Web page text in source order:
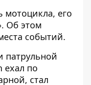
мотоцикла, его
Об этом
событий.
патрульной
ехал по
стал